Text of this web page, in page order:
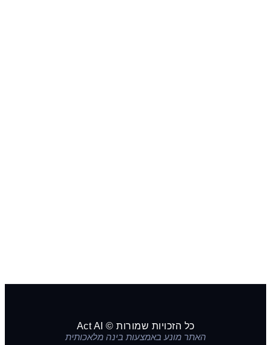
כל הזכויות שמורות © Act AI
האתר מונע באמצעות בינה מלאכותית